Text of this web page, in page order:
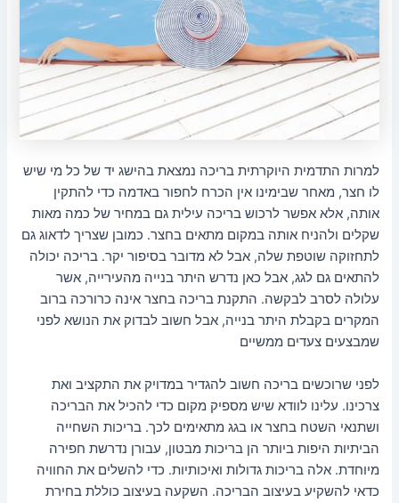
למרות התדמית היוקרתית בריכה נמצאת בהישג יד של כל מי שיש
לו חצר, מאחר שבימינו אין הכרח לחפור באדמה כדי להתקין
אותה, אלא אפשר לרכוש בריכה עילית גם במחיר של כמה מאות
שקלים ולהניח אותה במקום מתאים בחצר. כמובן שצריך לדאוג גם
לתחזוקה שוטפת שלה, אבל לא מדובר בסיפור יקר. בריכה יכולה
להתאים גם לגג, אבל כאן נדרש היתר בנייה מהעירייה, אשר
עלולה לסרב לבקשה. התקנת בריכה בחצר אינה כרורכה ברוב
המקרים בקבלת היתר בנייה, אבל חשוב לבדוק את הנושא לפני
שמבצעים צעדים ממשיים
לפני שרוכשים בריכה חשוב להגדיר במדויק את התקציב ואת
צרכינו. עלינו לוודא שיש מספיק מקום כדי להכיל את הבריכה
ושתנאי השטח בחצר או בגג מתאימים לכך. בריכות השחייה
הביתיות היפות ביותר הן בריכות מבטון, עבורן נדרשת חפירה
מיוחדת. אלה בריכות גדולות ואיכותיות. כדי להשלים את החוויה
כדאי להשקיע בעיצוב הבריכה. השקעה בעיצוב כוללת בחירת